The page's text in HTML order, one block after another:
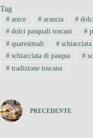
Tag
#anice #arancia #
#dolci pasquali toscani #
#quaresimali #
#schiacciata di pasqua #
#tradizione toscana
PRECEDENTE